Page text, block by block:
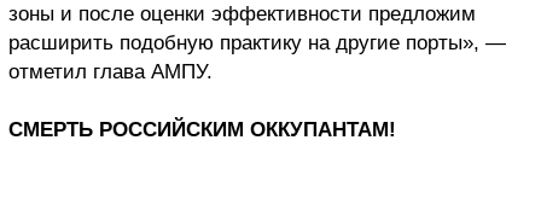
зоны и после оценки эффективности предложим
расширить подобную практику на другие порты», —
отметил глава АМПУ.
СМЕРТЬ РОССИЙСКИМ ОККУПАНТАМ!